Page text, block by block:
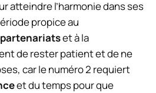
atteindre l’harmonie dans ses
propice au
et à la
de rester patient et de ne
car le numéro 2 requiert
et du temps pour que